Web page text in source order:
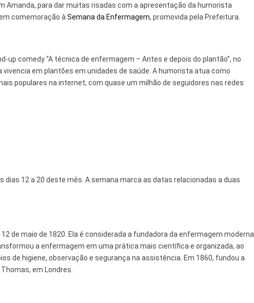
Amanda, para dar muitas risadas com a apresentação da humorista
comemoração à Semana da Enfermagem, promovida pela Prefeitura.
comedy “A técnica de enfermagem – Antes e depois do plantão”, no
em plantões em unidades de saúde. A humorista atua como
populares na internet, com quase um milhão de seguidores nas redes
12 a 20 deste mês. A semana marca as datas relacionadas a duas
de maio de 1820. Ela é considerada a fundadora da enfermagem moderna
a enfermagem em uma prática mais científica e organizada, ao
de higiene, observação e segurança na assistência. Em 1860, fundou a
em Londres.